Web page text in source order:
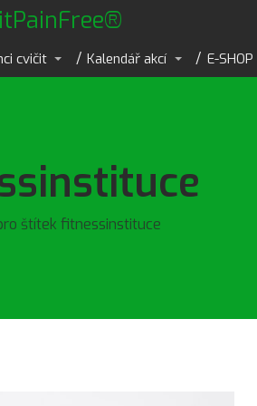
cvičit Kalendář akcí E-SHOP
štítek fitnessinstituce